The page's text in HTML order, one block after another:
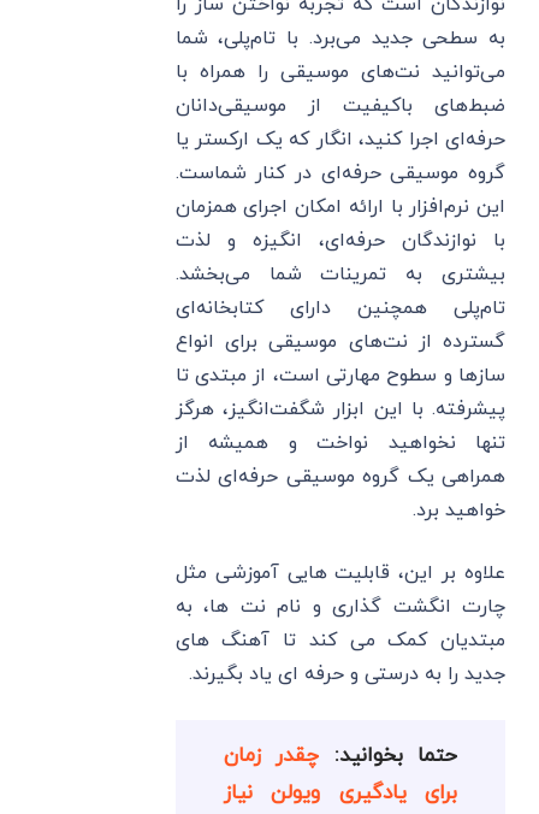
به سطحی جدید می‌برد. با تام‌پلی، شما
می‌توانید نت‌های موسیقی را همراه با
ضبط‌های باکیفیت از موسیقی‌دانان
حرفه‌ای اجرا کنید، انگار که یک ارکستر یا
گروه موسیقی حرفه‌ای در کنار شماست.
این نرم‌افزار با ارائه امکان اجرای همزمان
با نوازندگان حرفه‌ای، انگیزه و لذت
بیشتری به تمرینات شما می‌بخشد.
تام‌پلی همچنین دارای کتابخانه‌ای
گسترده از نت‌های موسیقی برای انواع
سازها و سطوح مهارتی است، از مبتدی تا
پیشرفته. با این ابزار شگفت‌انگیز، هرگز
تنها نخواهید نواخت و همیشه از
همراهی یک گروه موسیقی حرفه‌ای لذت
خواهید برد.
علاوه بر این، قابلیت هایی آموزشی مثل
چارت انگشت گذاری و نام نت ها، به
مبتدیان کمک می کند تا آهنگ های
جدید را به درستی و حرفه ای یاد بگیرند.
حتما بخوانید: چقدر زمان
برای یادگیری ویولن نیاز